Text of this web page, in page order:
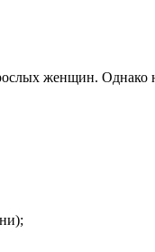
женщин.